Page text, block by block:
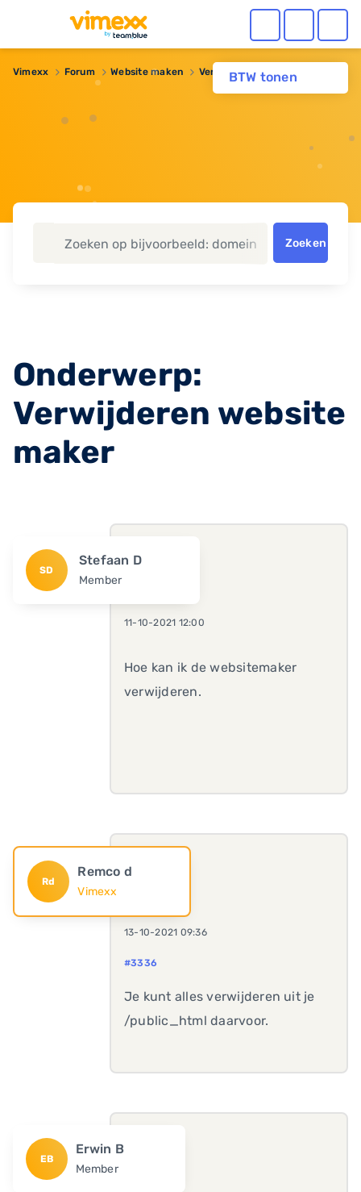
BTW tonen
Vimexx Forum Website maken Verwijderen website maker
Zoeken
Onderwerp:
Verwijderen website
maker
SD
Stefaan D
Member
11-10-2021 12:00
Hoe kan ik de websitemaker
verwijderen.
Rd
Remco d
Vimexx
13-10-2021 09:36
#3336
Je kunt alles verwijderen uit je
/public_html daarvoor.
EB
Erwin B
Member